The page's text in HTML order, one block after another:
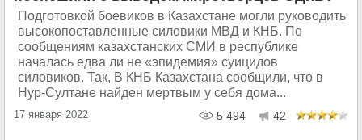
Подготовкой боевиков в Казахстане могли руководить
высокопоставленные силовики МВД и КНБ. По
сообщениям казахстанских СМИ в республике
началась едва ли не «эпидемия» суицидов
силовиков. Так, В КНБ Казахстана сообщили, что в
Нур-Султане найден мертвым у себя дома...
17 января 2022 5 494 42